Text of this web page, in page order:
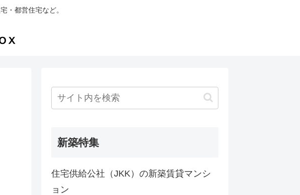
・都営住宅など。
新築特集
住宅供給公社（JKK）の新築賃貸マンシ
ョン